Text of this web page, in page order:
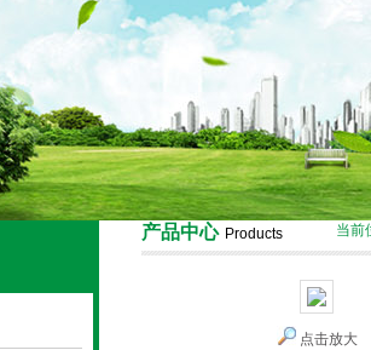
产品中心 Products 当前
点击放大